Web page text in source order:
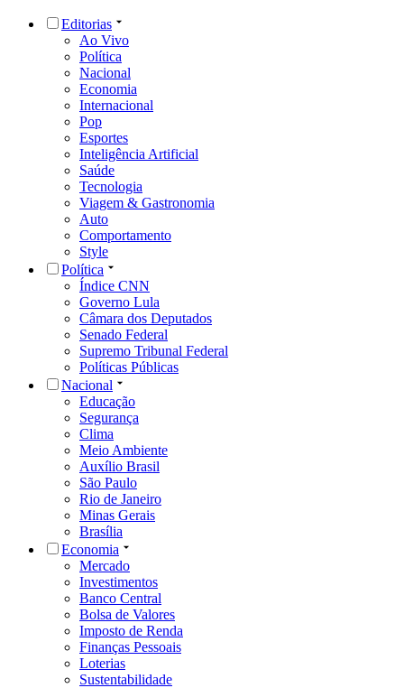
Editorias
Ao Vivo
Política
Nacional
Economia
Internacional
Pop
Esportes
Inteligência Artificial
Saúde
Tecnologia
Viagem & Gastronomia
Auto
Comportamento
Style
Política
Índice CNN
Governo Lula
Câmara dos Deputados
Senado Federal
Supremo Tribunal Federal
Políticas Públicas
Nacional
Educação
Segurança
Clima
Meio Ambiente
Auxílio Brasil
São Paulo
Rio de Janeiro
Minas Gerais
Brasília
Economia
Mercado
Investimentos
Banco Central
Bolsa de Valores
Imposto de Renda
Finanças Pessoais
Loterias
Sustentabilidade